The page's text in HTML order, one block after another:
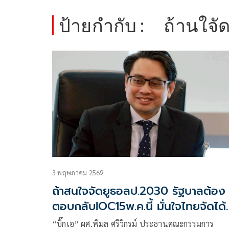
ป้ายกำกับ : ถ้านใจั
3 พฤษภาคม 2569
ถ้าสนใจจัดยูธอลป.2030 รัฐบาลต้อง
ตอบกลับIOC15พ.ค.นี้ มั่นใจไทยจัดได้
กำไรคืน'หมื่นล้าน'
“บิ๊กเอ” ผศ.พิมล ศรีวิกรม์ ประธานคณะกรรมการ